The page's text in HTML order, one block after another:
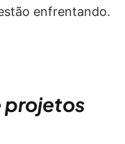
enfrentando.
projetos